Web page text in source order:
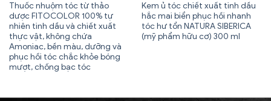
Thuốc nhuộm tóc từ thảo
dược FITOCOLOR 100% tự
nhiên tinh dầu và chiết xuất
thực vật, không chứa
Amoniac, bền màu, dưỡng và
phục hồi tóc chắc khỏe bóng
mượt, chống bạc tóc
Kem ủ tóc chiết xuất tinh dầu
hắc mai biển phục hồi nhanh
tóc hư tổn NATURA SIBERICA
(mỹ phẩm hữu cơ) 300 ml